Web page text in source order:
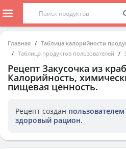
Главная
Таблица калорийности
Таблица продуктов пользователей
Рецепт Закусочка из
Калорийность,
пищевая ценность.
Рецепт создан пользователем
здоровый рацион.